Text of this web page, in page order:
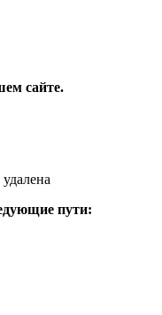
сайте.
пути: